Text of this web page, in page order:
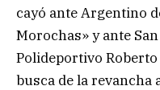
cayó ante Argentino
Morochas» y ante
Polideportivo
busca de la revancha